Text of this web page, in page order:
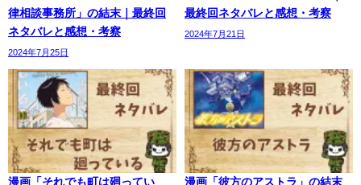
律相談事務所」の結末｜最終回
ネタバレと感想・考察
2024年7月25日
最終回ネタバレと感想・考察
2024年7月21日
漫画「それでも町は廻ってい
漫画「彼方のアストラ」の結末